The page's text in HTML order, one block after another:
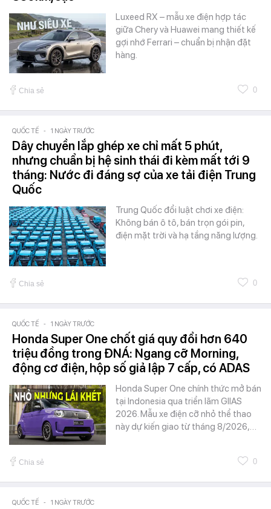
Luxeed RX – mẫu xe điện hợp tác
giữa Chery và Huawei mang thiết kế
gợi nhớ Ferrari – chuẩn bị nhận đặt
hàng.
Chia sẻ 0
QUỐC TẾ - 1 NGÀY TRƯỚC
Dây chuyền lắp ghép xe chỉ mất 5 phút,
nhưng chuẩn bị hệ sinh thái đi kèm mất tới 9
tháng: Nước đi đáng sợ của xe tải điện Trung
Quốc
Trung Quốc đổi luật chơi xe điện:
Không bán ô tô, bán trọn gói pin,
điện mặt trời và hạ tầng năng lượng.
Chia sẻ 0
QUỐC TẾ - 1 NGÀY TRƯỚC
Honda Super One chốt giá quy đổi hơn 640
triệu đồng trong ĐNÁ: Ngang cỡ Morning,
động cơ điện, hộp số giả lập 7 cấp, có ADAS
Honda Super One chính thức mở bán
tại Indonesia qua triển lãm GIIAS
2026. Mẫu xe điện cỡ nhỏ thể thao
này dự kiến giao từ tháng 8/2026,…
Chia sẻ 0
QUỐC TẾ - 1 NGÀY TRƯỚC